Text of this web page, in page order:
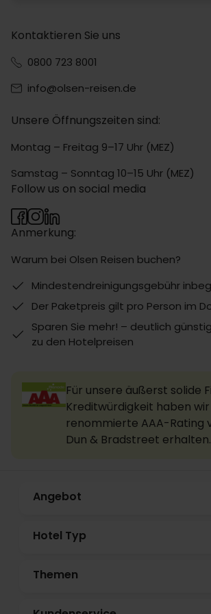
Kontaktieren Sie uns
0800 723 8001
info@olsen-reisen.de
Unsere Öffnungszeiten sind:
Montag – Freitag 9–17 Uhr (MEZ)
Samstag – Sonntag 10–15 Uhr (MEZ)
Anmerkung:
Warum bei Olsen Reisen buchen?
Mindestendreinigungsgebühr
Der Paketpreis gilt pro Person im
Sparen Sie mehr! – deutlich
zu den Hotelpreisen
Follow us on social media
Für unsere äußerst solide
Kreditwürdigkeit haben
renommierte AAA-Rating
Dun & Bradstreet erhalten.
Angebot
Hotel Typ
Themen